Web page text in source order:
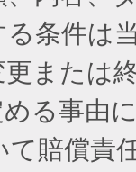
条件は
または
る事由
賠償責